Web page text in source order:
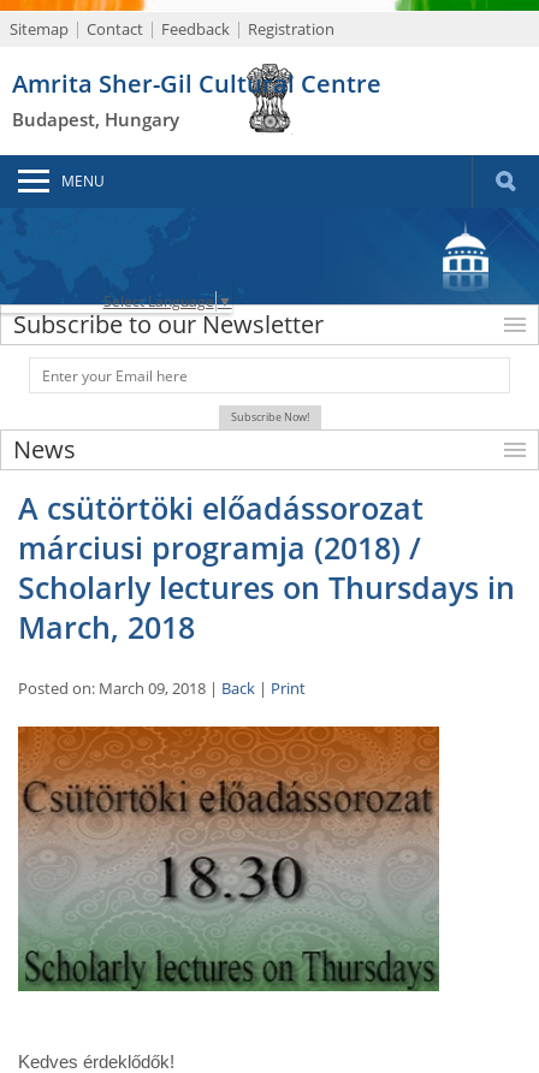
Sitemap Contact Feedback Registration
Amrita Sher-Gil Cultural Centre
Budapest, Hungary
Select Language▼
MENU
Subscribe to our Newsletter
News
A csütörtöki előadássorozat
márciusi programja (2018) /
Scholarly lectures on Thursdays in
March, 2018
Posted on: March 09, 2018 | Back | Print
Kedves érdeklődők!